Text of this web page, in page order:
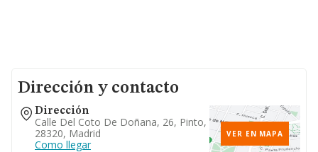
Dirección y contacto
Dirección
Calle Del Coto De Doñana, 26, Pinto,
28320, Madrid
Como llegar
VER EN MAPA